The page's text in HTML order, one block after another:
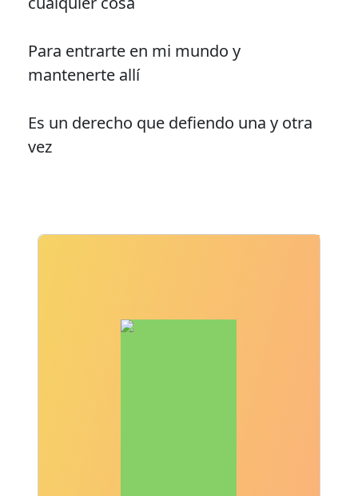
Para entrarte en mi mundo y
mantenerte allí
Es un derecho que defiendo una y otra
vez